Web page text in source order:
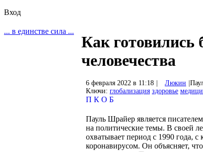
Вход
... в единстве сила ...
Как готовились
человечества
6 февраля 2022 в 11:18 Люкин
Ключи: глобализация здоровье
П К О Б
Пауль Шрайер является
на политические темы. В своей
охватывает период с 1990 года,
коронавирусом. Он объясняет,